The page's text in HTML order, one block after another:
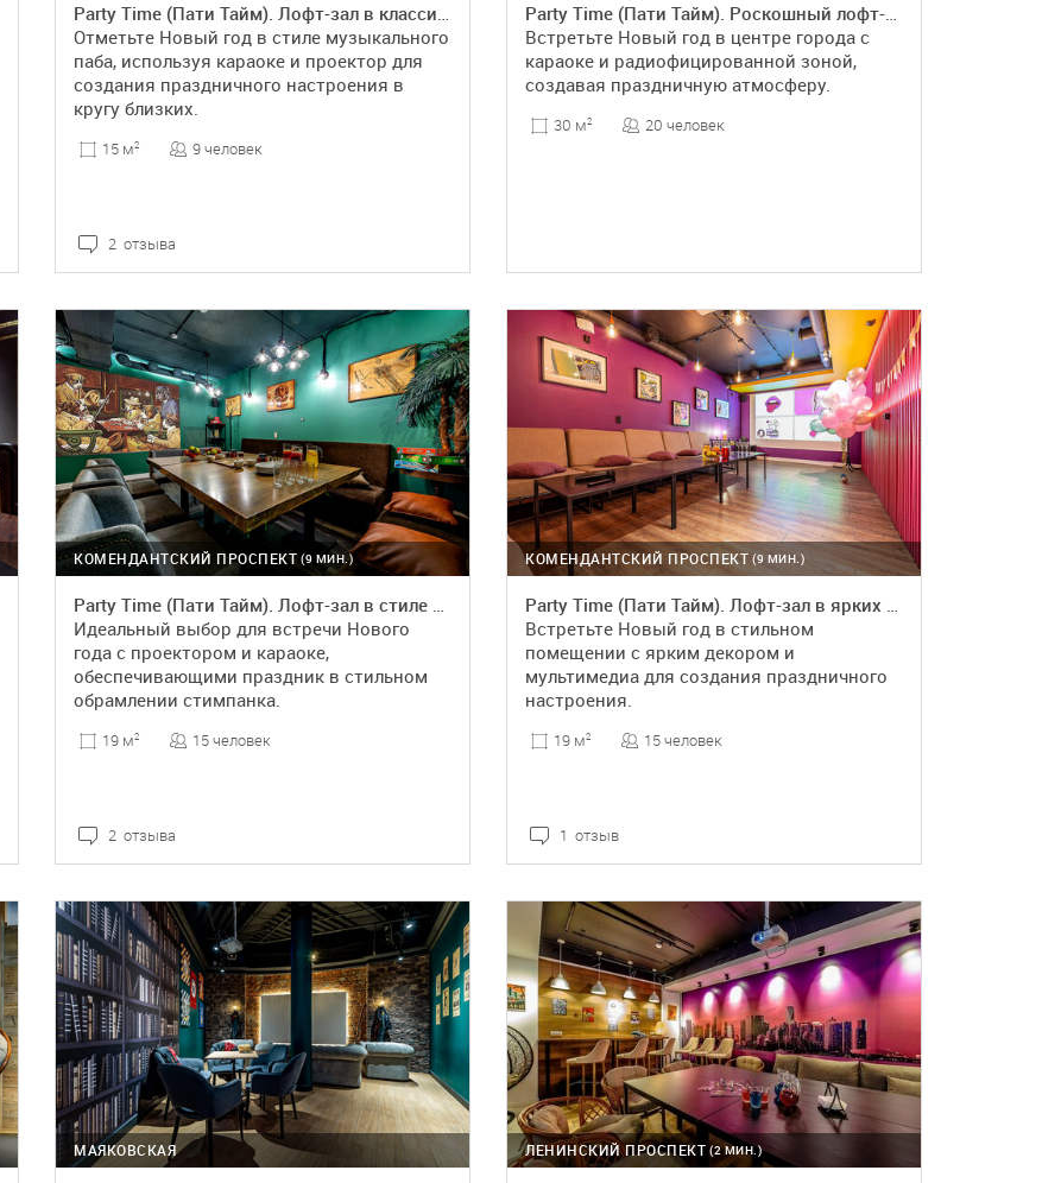
Party Time (Пати Тайм). Лофт-зал в классическим стиле
Отметьте Новый год в стиле музыкального
паба, используя караоке и проектор для
создания праздничного настроения в
кругу близких.
15 м2 9 человек
2 отзыва
Party Time (Пати Тайм). Роскошный лофт-зал
Встретьте Новый год в центре города с
караоке и радиофицированной зоной,
создавая праздничную атмосферу.
30 м2 20 человек
(9 МИН.)
КОМЕНДАНТСКИЙ ПРОСПЕКТ
Party Time (Пати Тайм). Лофт-зал в стиле стимпанк
Идеальный выбор для встречи Нового
года с проектором и караоке,
обеспечивающими праздник в стильном
обрамлении стимпанка.
19 м2 15 человек
2 отзыва
(9 МИН.)
КОМЕНДАНТСКИЙ ПРОСПЕКТ
Party Time (Пати Тайм). Лофт-зал в ярких тонах
Встретьте Новый год в стильном
помещении с ярким декором и
мультимедиа для создания праздничного
настроения.
19 м2 15 человек
1 отзыв
МАЯКОВСКАЯ (2 МИН.)
ЛЕНИНСКИЙ ПРОСПЕКТ